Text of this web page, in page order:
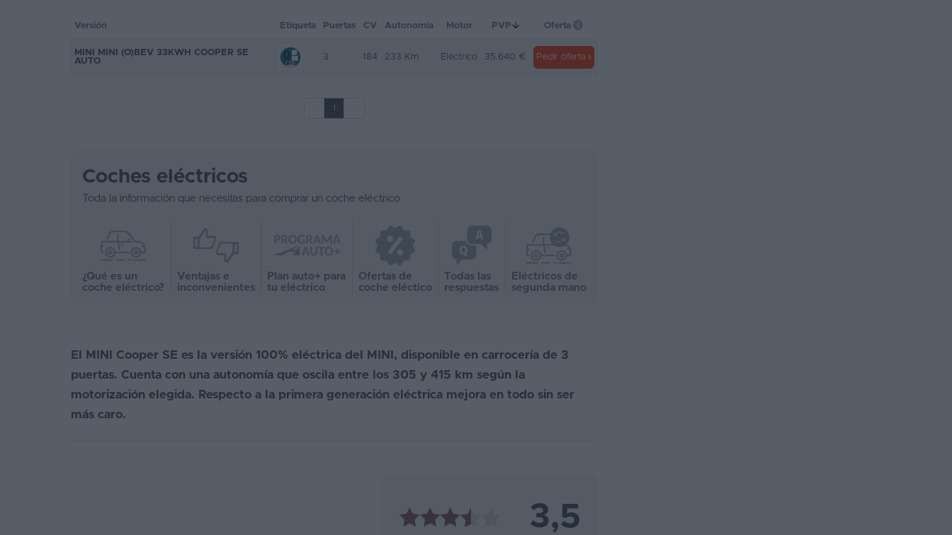
ConcesionariosVersión Etiqueta Puertas CV Autonomía Motor PVP Oferta
MINI MINI (O)BEV 33KWH COOPER SE
AUTO
3 184 233 Km Eléctrico 35.640 € Pedir oferta
1
Coches eléctricos
Toda la información que necesitas para comprar un coche eléctrico
¿Qué es un
coche eléctrico?
Ventajas e
inconvenientes
Plan auto+ para
tu eléctrico
Ofertas de
coche eléctico
Todas las
respuestas
Eléctricos de
segunda mano
El MINI Cooper SE es la versión 100% eléctrica del MINI, disponible en carrocería de 3
puertas. Cuenta con una autonomía que oscila entre los 305 y 415 km según la
motorización elegida. Respecto a la primera generación eléctrica mejora en todo sin ser
más caro.
3,5